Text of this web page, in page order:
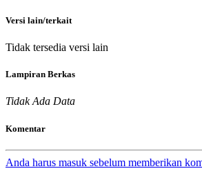
Versi lain/terkait
Tidak tersedia versi lain
Lampiran Berkas
Tidak Ada Data
Komentar
Anda harus masuk sebelum memberikan